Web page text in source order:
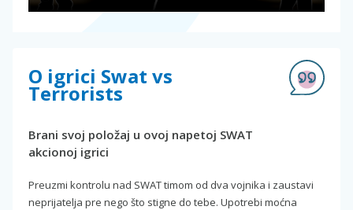
O igrici Swat vs
Terrorists
Brani svoj položaj u ovoj napetoj SWAT
akcionoj igrici
Preuzmi kontrolu nad SWAT timom od dva vojnika i zaustavi
neprijatelja pre nego što stigne do tebe. Upotrebi moćna